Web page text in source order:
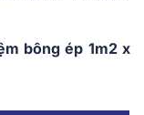
bông ép 1m2 x